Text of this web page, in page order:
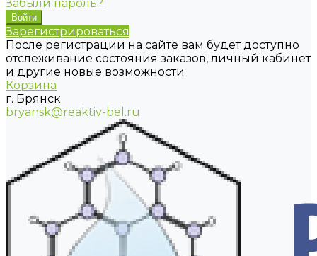
Забыли пароль?
Зарегистрироваться
После регистрации на сайте вам будет доступно
отслеживание состояния заказов, личный кабинет
и другие новые возможности
Корзина
г. Брянск
bryansk@reaktiv-bel.ru